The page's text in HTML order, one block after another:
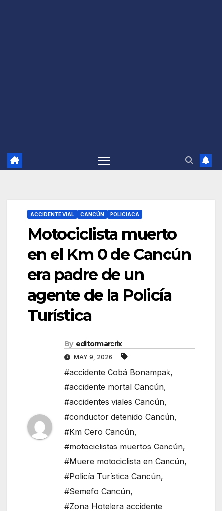
ACCIDENTE VIAL CANCÚN POLICIACA
Motociclista muerto
en el Km 0 de Cancún
era padre de un
agente de la Policía
Turística
By editormarcrix
MAY 9, 2026
#accidente Cobá Bonampak,
#accidente mortal Cancún,
#accidentes viales Cancún,
#conductor detenido Cancún,
#Km Cero Cancún,
#motociclistas muertos Cancún,
#Muere motociclista en Cancún,
#Policía Turística Cancún,
#Semefo Cancún,
#Zona Hotelera accidente